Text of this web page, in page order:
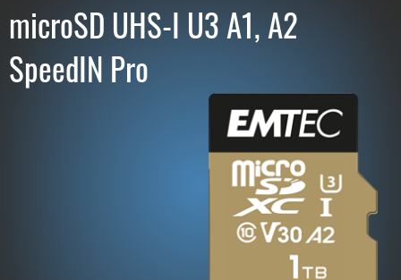
microSD UHS-I U3 A1, A2
SpeedIN Pro